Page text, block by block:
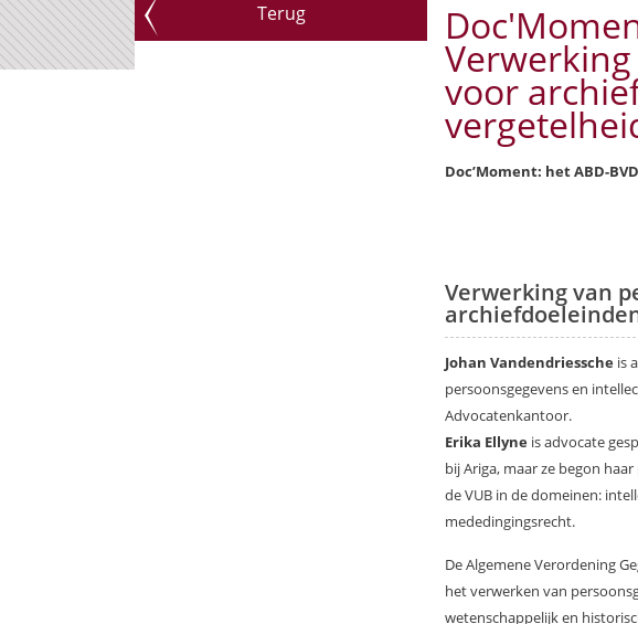
Terug
voor
Doc’Moment: het ABD-
Verwerking van
Johan Vandendriessche is
persoonsgegevens en
Advocatenkantoor.
Erika Ellyne is advocate
bij Ariga, maar ze begon
de VUB in de domeinen:
mededingingsrecht.
De Algemene Verordening
het verwerken van
wetenschappelijk en